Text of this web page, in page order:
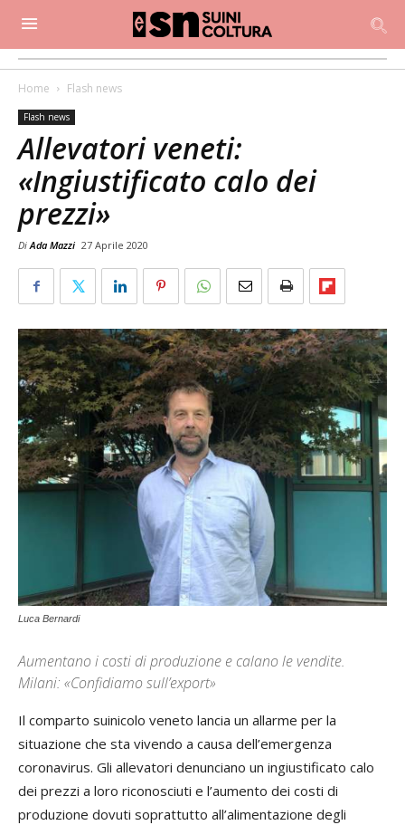
Home Flash news
Flash news
Allevatori veneti:
«Ingiustificato calo dei
prezzi»
DiAda Mazzi 27 Aprile 2020
Luca Bernardi
Aumentano i costi di produzione e calano le vendite.
Milani: «Confidiamo sull’export»
Il comparto suinicolo veneto lancia un allarme per la
situazione che sta vivendo a causa dell’emergenza
coronavirus. Gli allevatori denunciano un ingiustificato calo
dei prezzi a loro riconosciuti e l’aumento dei costi di
produzione dovuti soprattutto all’alimentazione degli